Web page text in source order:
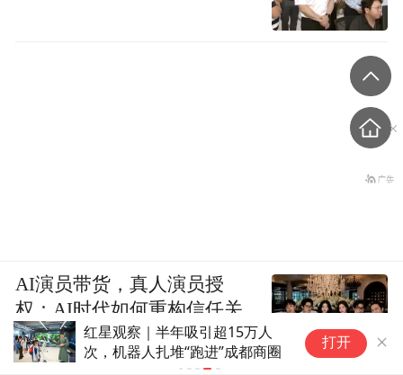
“
打开
AI演员带货，真人演员授
权：AI时代如何重构信任关
系